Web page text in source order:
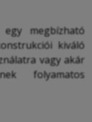
megbízható
kiváló
vagy akár
folyamatos